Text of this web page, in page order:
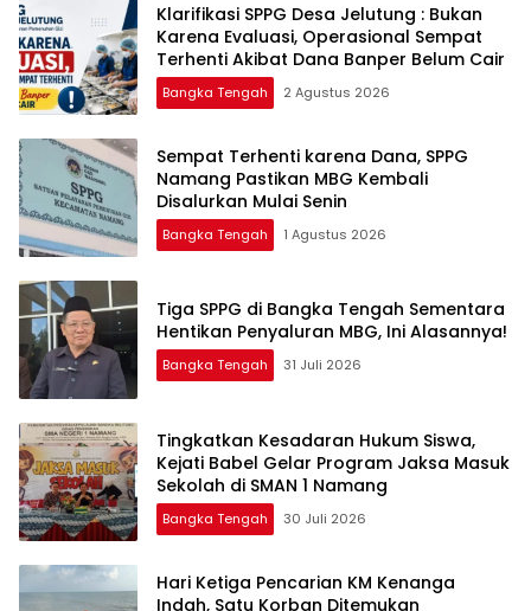
‎Klarifikasi SPPG Desa Jelutung : Bukan
Karena Evaluasi, Operasional Sempat
Terhenti Akibat Dana Banper Belum Cair
Bangka Tengah 2 Agustus 2026
‎Sempat Terhenti karena Dana, SPPG
Namang Pastikan MBG Kembali
Disalurkan Mulai Senin
Bangka Tengah 1 Agustus 2026
‎Tiga SPPG di Bangka Tengah Sementara
Bangka Tengah 31 Juli 2026
Tingkatkan Kesadaran Hukum Siswa,
Kejati Babel Gelar Program Jaksa Masuk
Sekolah di SMAN 1 Namang
Bangka Tengah 30 Juli 2026
Hari Ketiga Pencarian KM Kenanga
Indah, Satu Korban Ditemukan